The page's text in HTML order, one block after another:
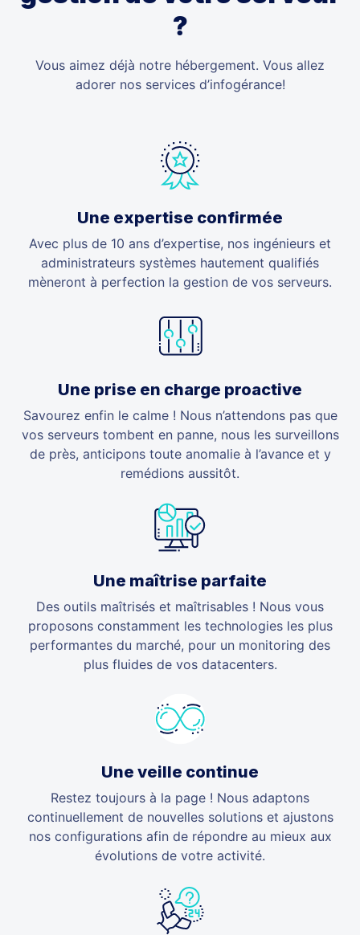
?
Vous aimez déjà notre hébergement. Vous allez
adorer nos services d’infogérance!
Une expertise confirmée
Avec plus de 10 ans d’expertise, nos ingénieurs et
administrateurs systèmes hautement qualifiés
mèneront à perfection la gestion de vos serveurs.
Une prise en charge proactive
Savourez enfin le calme ! Nous n’attendons pas que
vos serveurs tombent en panne, nous les surveillons
de près, anticipons toute anomalie à l’avance et y
remédions aussitôt.
Une maîtrise parfaite
Des outils maîtrisés et maîtrisables ! Nous vous
proposons constamment les technologies les plus
performantes du marché, pour un monitoring des
plus fluides de vos datacenters.
Une veille continue
Restez toujours à la page ! Nous adaptons
continuellement de nouvelles solutions et ajustons
nos configurations afin de répondre au mieux aux
évolutions de votre activité.